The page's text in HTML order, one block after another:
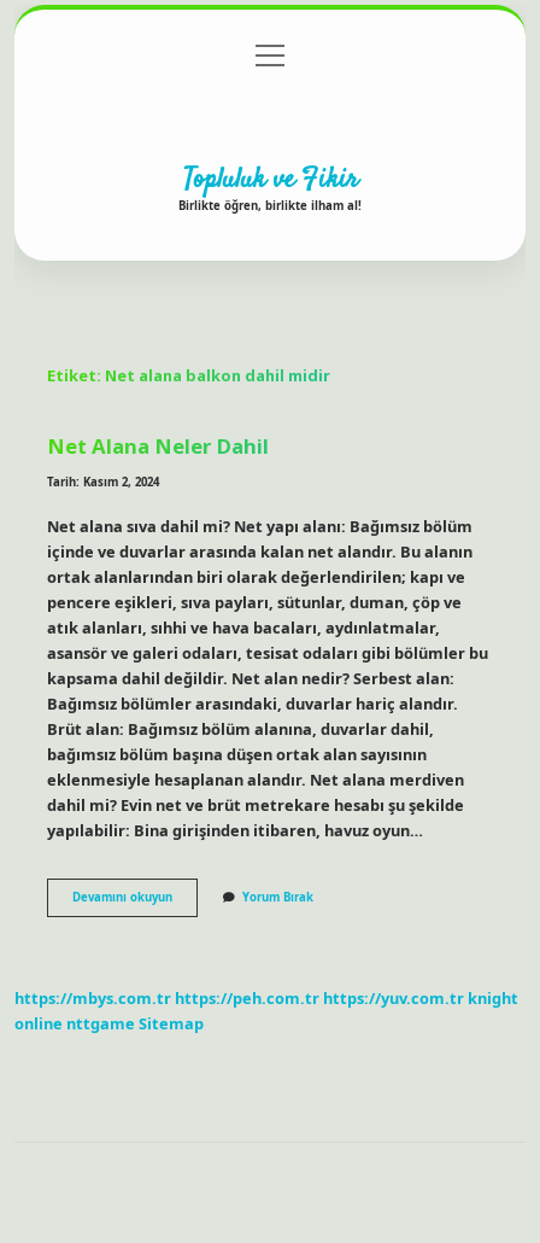
Gizlilik Politikası
menüyü
aç
Topluluk ve Fikir
Birlikte öğren, birlikte ilham al!
Etiket: Net alana balkon dahil midir
Net Alana Neler Dahil
Tarih: Kasım 2, 2024
Net alana sıva dahil mi? Net yapı alanı: Bağımsız bölüm
içinde ve duvarlar arasında kalan net alandır. Bu alanın
ortak alanlarından biri olarak değerlendirilen; kapı ve
pencere eşikleri, sıva payları, sütunlar, duman, çöp ve
atık alanları, sıhhi ve hava bacaları, aydınlatmalar,
asansör ve galeri odaları, tesisat odaları gibi bölümler bu
kapsama dahil değildir. Net alan nedir? Serbest alan:
Bağımsız bölümler arasındaki, duvarlar hariç alandır.
Brüt alan: Bağımsız bölüm alanına, duvarlar dahil,
bağımsız bölüm başına düşen ortak alan sayısının
eklenmesiyle hesaplanan alandır. Net alana merdiven
dahil mi? Evin net ve brüt metrekare hesabı şu şekilde
yapılabilir: Bina girişinden itibaren, havuz oyun…
Devamını okuyunNet
Alana
Yorum Bırak
https://mbys.com.tr https://peh.com.tr https://yuv.com.tr knight
online nttgame Sitemap